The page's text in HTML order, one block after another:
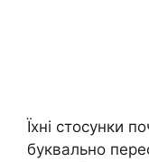
Їхні стосунки
буквально